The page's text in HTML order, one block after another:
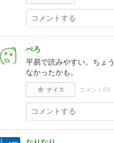
ぺろ
平易で読みやすい。ちょ
なかったかも。
ナイス コメント(0)